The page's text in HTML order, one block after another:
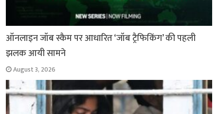
ऑनलाइन जॉब स्कैम पर आधारित ‘जॉब ट्रैफिकिंग’ की पहली
झलक आयी सामने
August 3, 2026